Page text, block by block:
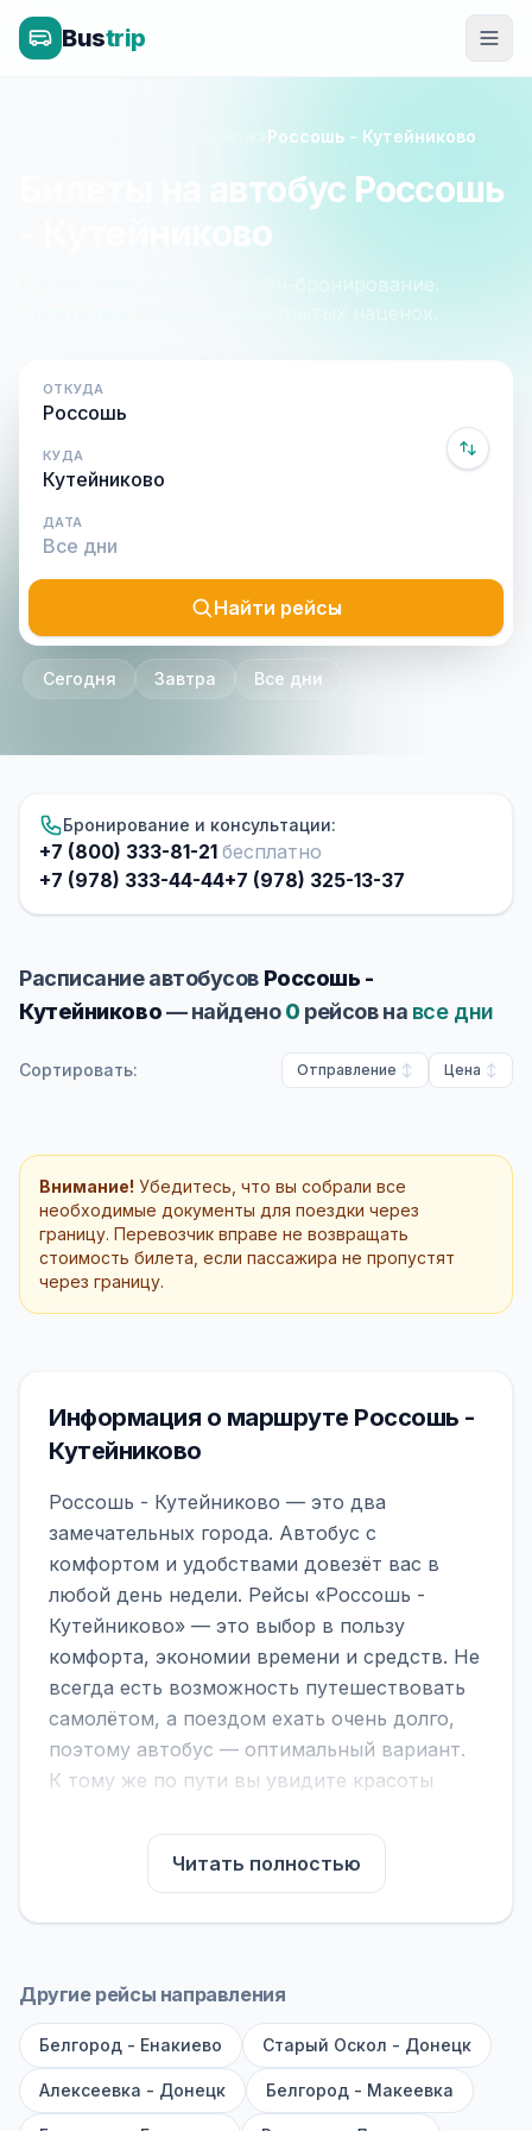
Bustrip
Россошь - Кутейниково
Билеты на автобус Россошь
- Кутейниково
Расписание, цены и онлайн-бронирование.
Оплата при посадке, без скрытых наценок.
ОТКУДА
КУДА
ДАТА
Найти рейсы
Сегодня Завтра Все дни
Бронирование и консультации:
+7 (800) 333-81-21 бесплатно
+7 (978) 333-44-44+7 (978) 325-13-37
Расписание автобусов Россошь -
Кутейниково— найдено0 рейсов на все дни
Сортировать: Отправление Цена
Внимание! Убедитесь, что вы собрали все
необходимые документы для поездки через
границу. Перевозчик вправе не возвращать
стоимость билета, если пассажира не пропустят
через границу.
Информация о маршруте Россошь -
Кутейниково
Россошь - Кутейниково — это два
замечательных города. Автобус с
комфортом и удобствами довезёт вас в
любой день недели. Рейсы «Россошь -
Кутейниково» — это выбор в пользу
комфорта, экономии времени и средств. Не
всегда есть возможность путешествовать
самолётом, а поездом ехать очень долго,
поэтому автобус — оптимальный вариант.
К тому же по пути вы увидите красоты
На нашем сайте вы можете найти
расписание автобусов Россошь -
Кутейниково, сравнить рейсы и выбрать
обратите внимание на микроавтобусы (8–18
большие автобусы (от 40 мест): у них лучше
подвеска и дорога ощущается меньше.
Читать полностью
Другие рейсы направления
Белгород - Енакиево Старый Оскол - Донецк
Алексеевка - Донецк Белгород - Макеевка